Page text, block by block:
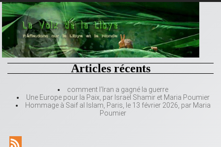
Articles récents
comment l’Iran a gagné la guerre
Une Europe pour la Paix, par Israël Shamir et Maria Poumier
Hommage à Saif al Islam, Paris, le 13 février 2026, par Maria
Poumier